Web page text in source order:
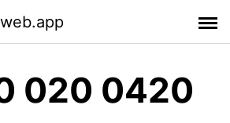
020 0420